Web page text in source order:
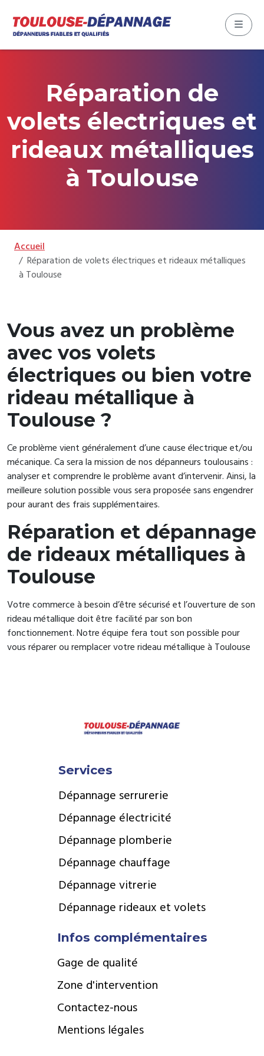
Menu
Réparation de
volets électriques et
rideaux métalliques
à Toulouse
Accueil
Réparation de volets électriques et rideaux métalliques
à Toulouse
Vous avez un problème
avec vos volets
électriques ou bien votre
rideau métallique à
Toulouse ?
Ce problème vient généralement d’une cause électrique et/ou
mécanique. Ca sera la mission de nos dépanneurs toulousains :
analyser et comprendre le problème avant d’intervenir. Ainsi, la
meilleure solution possible vous sera proposée sans engendrer
pour aurant des frais supplémentaires.
Réparation et dépannage
de rideaux métalliques à
Toulouse
Votre commerce à besoin d’être sécurisé et l’ouverture de son
rideau métallique doit être facilité par son bon
fonctionnement. Notre équipe fera tout son possible pour
vous réparer ou remplacer votre rideau métallique à Toulouse
Services
Dépannage serrurerie
Dépannage électricité
Dépannage plomberie
Dépannage chauffage
Dépannage vitrerie
Dépannage rideaux et volets
Infos complémentaires
Gage de qualité
Zone d'intervention
Contactez-nous
Mentions légales